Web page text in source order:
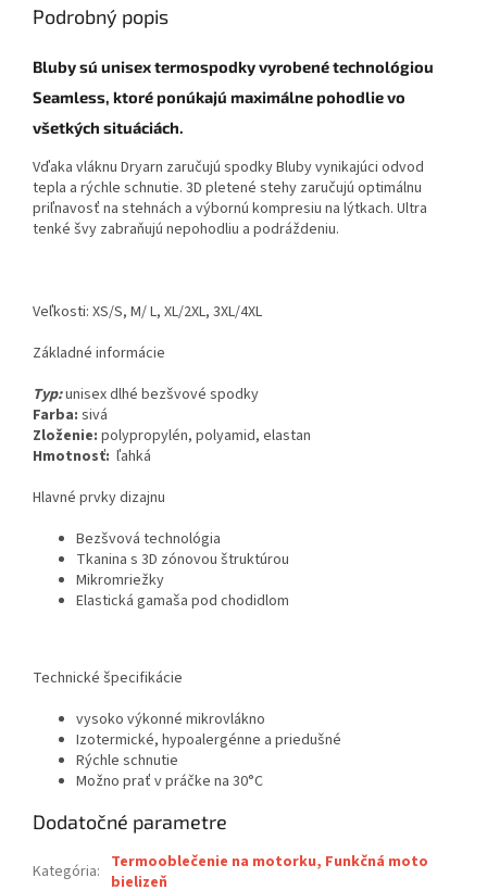
Podrobný popis
Bluby sú unisex termospodky vyrobené technológiou
Seamless, ktoré ponúkajú maximálne pohodlie vo
všetkých situáciách.
Vďaka vláknu Dryarn zaručujú spodky Bluby vynikajúci odvod
tepla a rýchle schnutie. 3D pletené stehy zaručujú optimálnu
priľnavosť na stehnách a výbornú kompresiu na lýtkach. Ultra
tenké švy zabraňujú nepohodliu a podráždeniu.
Veľkosti: XS/S, M/ L, XL/2XL, 3XL/4XL
Základné informácie
Typ:unisex dlhé bezšvové spodky
Farba: sivá
Zloženie: polypropylén, polyamid, elastan
Hmotnosť: ľahká
Hlavné prvky dizajnu
Bezšvová technológia
Tkanina s 3D zónovou štruktúrou
Mikromriežky
Elastická gamaša pod chodidlom
Technické špecifikácie
vysoko výkonné mikrovlákno
Izotermické, hypoalergénne a priedušné
Rýchle schnutie
Možno prať v práčke na 30°C
Dodatočné parametre
Kategória: Termooblečenie na motorku, Funkčná moto
bielizeň